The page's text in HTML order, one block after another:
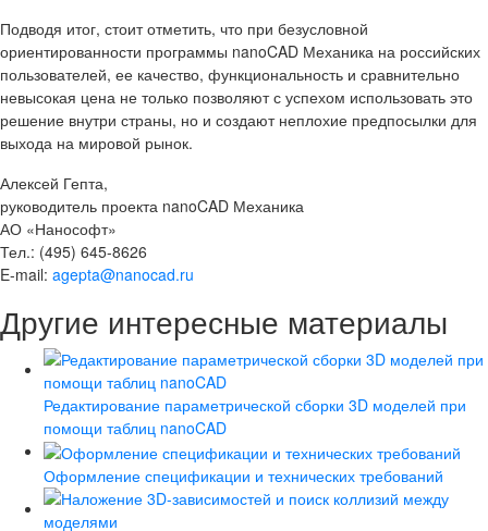
Подводя итог, стоит отметить, что при безусловной
ориентированности программы nanoCAD Механика на российских
пользователей, ее качество, функциональность и сравнительно
невысокая цена не только позволяют с успехом использовать это
решение внутри страны, но и создают неплохие предпосылки для
выхода на мировой рынок.
Алексей Гепта,
руководитель проекта nanoCAD Механика
АО «Нанософт»
Тел.: (495) 645-8626
E-mail: agepta@nanocad.ru
Другие интересные материалы
Редактирование параметрической сборки 3D моделей при
помощи таблиц nanoCAD
Оформление спецификации и технических требований